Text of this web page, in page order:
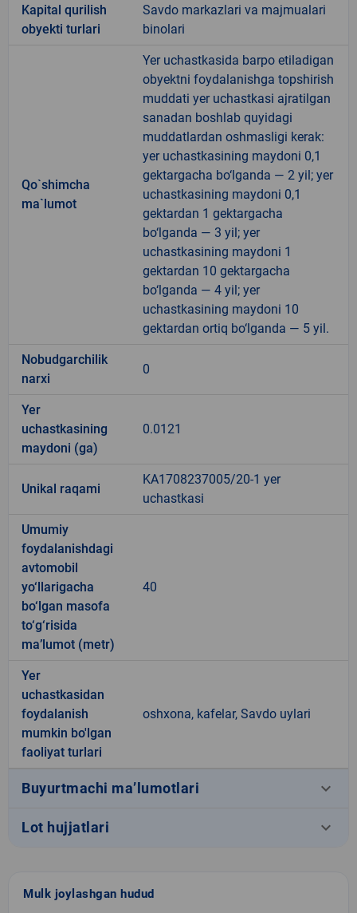
Kapital qurilish
obyekti turlari
Savdo markazlari va majmualari
binolari
Qo`shimcha
ma`lumot
Yer uchastkasida barpo etiladigan
obyektni foydalanishga topshirish
muddati yer uchastkasi ajratilgan
sanadan boshlab quyidagi
muddatlardan oshmasligi kerak:
yer uchastkasining maydoni 0,1
gektargacha bo‘lganda — 2 yil; yer
uchastkasining maydoni 0,1
gektardan 1 gektargacha
bo‘lganda — 3 yil; yer
uchastkasining maydoni 1
gektardan 10 gektargacha
bo‘lganda — 4 yil; yer
uchastkasining maydoni 10
gektardan ortiq bo‘lganda — 5 yil.
Nobudgarchilik
narxi
0
Yer
uchastkasining
maydoni (ga)
0.0121
Unikal raqami
KA1708237005/20-1 yer
uchastkasi
Umumiy
foydalanishdagi
avtomobil
yo‘llarigacha
bo‘lgan masofa
to‘g‘risida
ma’lumot (metr)
40
Yer
uchastkasidan
foydalanish
mumkin bo'lgan
faoliyat turlari
oshxona, kafelar, Savdo uylari
Buyurtmachi ma’lumotlari keyboard_arrow_down
Lot hujjatlari keyboard_arrow_down
Mulk joylashgan hudud